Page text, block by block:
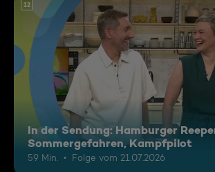
12
In der Sendung: Hamburger
Sommergefahren, Kampfpilot
59 Min. Folge vom 21.07.2026